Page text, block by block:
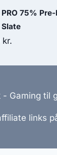
75%
Slate
kr.
Gaming til
links